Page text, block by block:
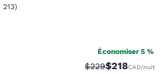
Très bon. 1213 commentaires
213)
Économiser 5 %
Tarif barré :
$229Tarif réduit :
$218CAD/nuit